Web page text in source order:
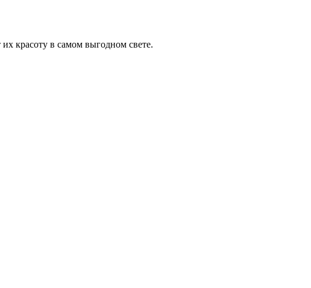
красоту в самом выгодном свете.